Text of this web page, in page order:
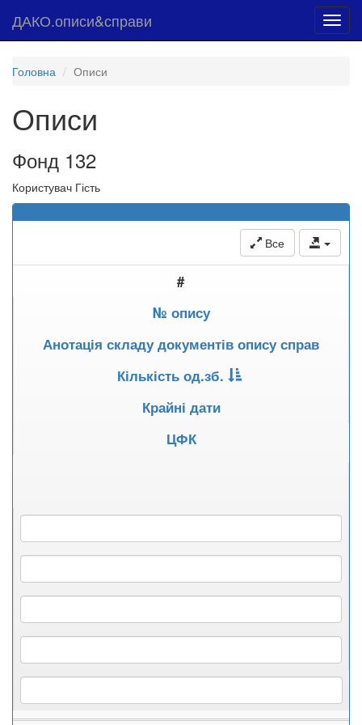
ДАКО.описи&справи
Головна Описи
Описи
Фонд 132
Користувач Гість
Все
#
№ опису
Анотація складу документів опису справ
Кількість од.зб.
Крайні дати
ЦФК